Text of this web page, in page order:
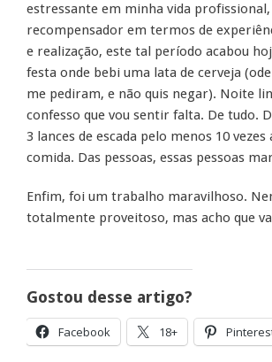
estressante em minha vida
recompensador em termos de
e realização, este tal período acabou
festa onde bebi uma lata de cerveja
me pediram, e não quis negar). Noite
confesso que vou sentir falta. De tudo.
3 lances de escada pelo menos 10 vezes
comida. Das pessoas, essas pessoas
Enfim, foi um trabalho maravilhoso.
totalmente proveitoso, mas acho que
Gostou desse artigo?
Facebook 18+